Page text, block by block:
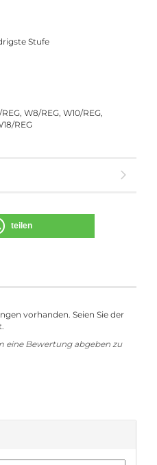
Stufe
W8/REG, W10/REG,
REG
teilen
vorhanden. Seien Sie der
eine Bewertung abgeben zu